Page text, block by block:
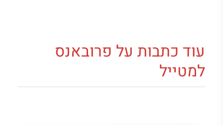
עוד כתבות על פרובאנס
למטייל